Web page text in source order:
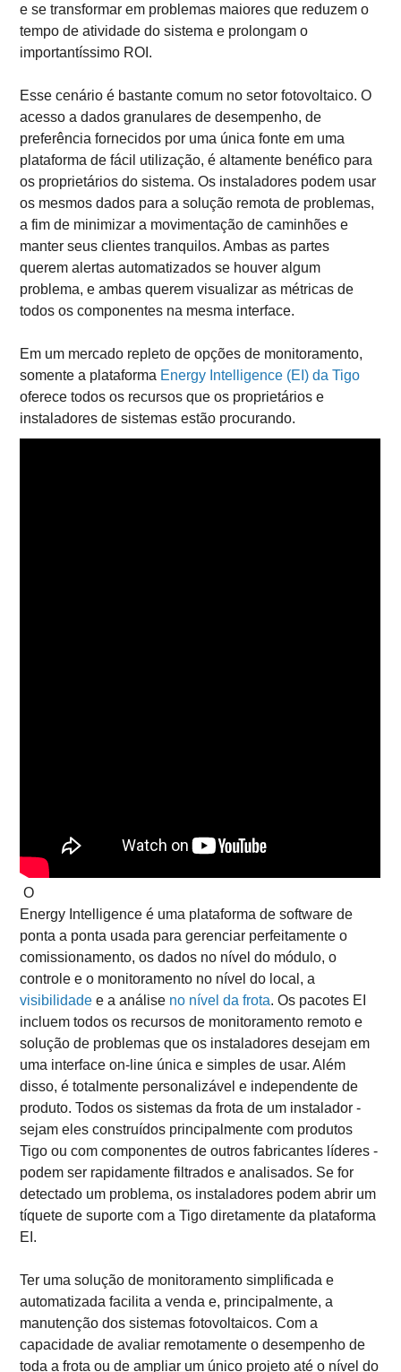
e se transformar em problemas maiores que reduzem o
tempo de atividade do sistema e prolongam o
importantíssimo ROI.
Esse cenário é bastante comum no setor fotovoltaico. O
acesso a dados granulares de desempenho, de
preferência fornecidos por uma única fonte em uma
plataforma de fácil utilização, é altamente benéfico para
os proprietários do sistema. Os instaladores podem usar
os mesmos dados para a solução remota de problemas,
a fim de minimizar a movimentação de caminhões e
manter seus clientes tranquilos. Ambas as partes
querem alertas automatizados se houver algum
problema, e ambas querem visualizar as métricas de
todos os componentes na mesma interface.
Em um mercado repleto de opções de monitoramento,
somente a plataforma Energy Intelligence (EI) da Tigo
oferece todos os recursos que os proprietários e
instaladores de sistemas estão procurando.
‍ O
Energy Intelligence é uma plataforma de software de
ponta a ponta usada para gerenciar perfeitamente o
comissionamento, os dados no nível do módulo, o
controle e o monitoramento no nível do local, a
visibilidade e a análise no nível da frota. Os pacotes EI
incluem todos os recursos de monitoramento remoto e
solução de problemas que os instaladores desejam em
uma interface on-line única e simples de usar. Além
disso, é totalmente personalizável e independente de
produto. Todos os sistemas da frota de um instalador -
sejam eles construídos principalmente com produtos
Tigo ou com componentes de outros fabricantes líderes -
podem ser rapidamente filtrados e analisados. Se for
detectado um problema, os instaladores podem abrir um
tíquete de suporte com a Tigo diretamente da plataforma
EI.
Ter uma solução de monitoramento simplificada e
automatizada facilita a venda e, principalmente, a
manutenção dos sistemas fotovoltaicos. Com a
capacidade de avaliar remotamente o desempenho de
toda a frota ou de ampliar um único projeto até o nível do